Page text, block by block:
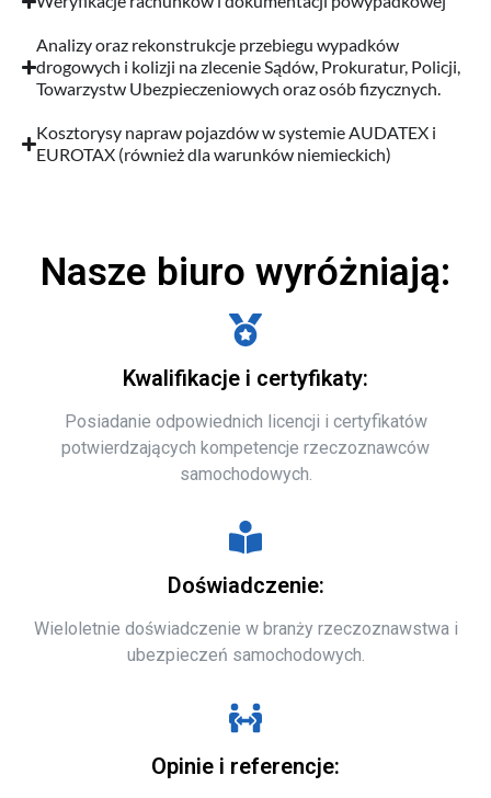
Analizy oraz rekonstrukcje przebiegu wypadków
drogowych i kolizji na zlecenie Sądów, Prokuratur, Policji,
Towarzystw Ubezpieczeniowych oraz osób fizycznych.
Kosztorysy napraw pojazdów w systemie AUDATEX i
EUROTAX (również dla warunków niemieckich)
Nasze biuro wyróżniają:
Kwalifikacje i certyfikaty:
Posiadanie odpowiednich licencji i certyfikatów
potwierdzających kompetencje rzeczoznawców
samochodowych.
Doświadczenie:
Wieloletnie doświadczenie w branży rzeczoznawstwa i
ubezpieczeń samochodowych.
Opinie i referencje: